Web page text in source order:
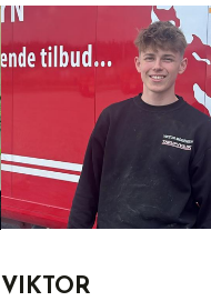
VIKTOR